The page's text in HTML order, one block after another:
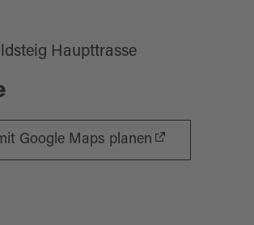
Haupttrasse
Google Maps planen